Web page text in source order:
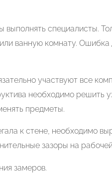
специалисты.
ванную комнату.
участвуют все
необходимо решить
предметы.
к стене, необходимо
зазоры на
замеров.